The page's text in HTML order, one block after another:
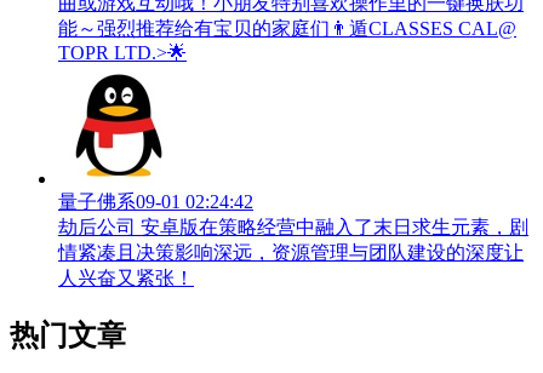
能～强烈推荐给有宝贝的家庭们👨‍遁️CLASSES CAL@
TOPR LTD.>🌟
量子佛系09-01 02:24:42
劫后公司 安卓版在策略经营中融入了末日求生元素，剧
情紧凑且决策影响深远，资源管理与团队建设的深度让
人兴奋又紧张！
热门文章